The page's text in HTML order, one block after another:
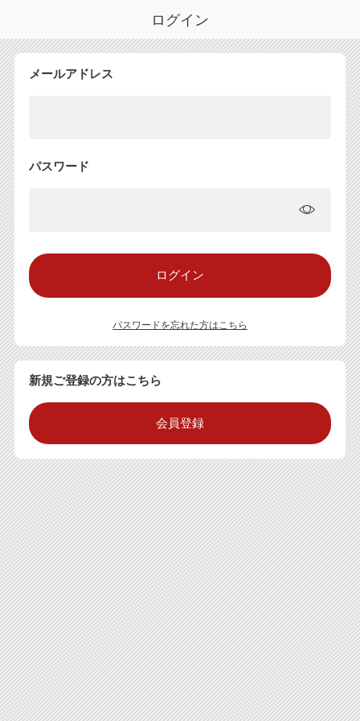
ログイン
メールアドレス
パスワード
パスワードを忘れた方はこちら
新規ご登録の方はこちら
会員登録